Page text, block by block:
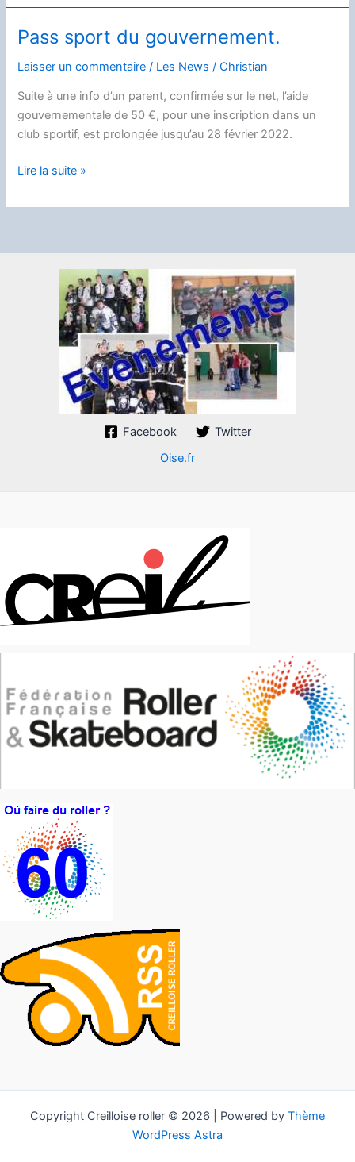
roues
2023.
Pass sport du gouvernement.
Laisser un commentaire / Les News /Christian
Suite à une info d’un parent, confirmée sur le net, l’aide
gouvernementale de 50 €, pour une inscription dans un
club sportif, est prolongée jusqu’au 28 février 2022.
Pass
du
Lire la suite »
Facebook
Twitter
Oise.fr
Copyright Creilloise roller © 2026 | Powered by Thème
WordPress Astra